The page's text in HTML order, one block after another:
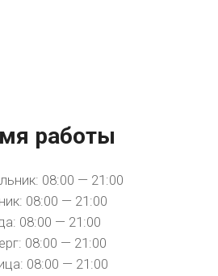
работы
08:00 — 21:00
08:00 — 21:00
08:00 — 21:00
08:00 — 21:00
08:00 — 21:00